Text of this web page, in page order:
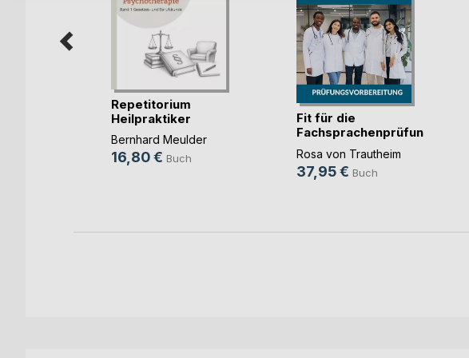
Repetitorium
Heilpraktiker
Psychot(...)
Bernhard Meulder
16,80 € Buch
Fit für die
Fachsprachenprüfung
Me(...)
Rosa von Trautheim
37,95 € Buch